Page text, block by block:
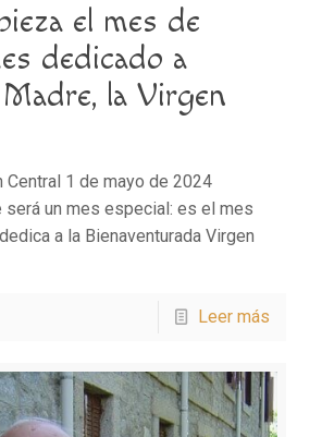
el mes de
dedicado a
la Virgen
Central 1 de mayo de 2024
será un mes especial: es el mes
a la Bienaventurada Virgen
Leer más